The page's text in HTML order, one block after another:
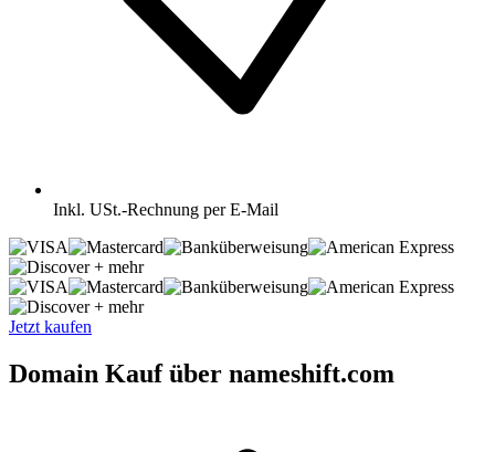
Inkl. USt.-Rechnung per E-Mail
+ mehr
+ mehr
Jetzt kaufen
Domain Kauf über nameshift.com